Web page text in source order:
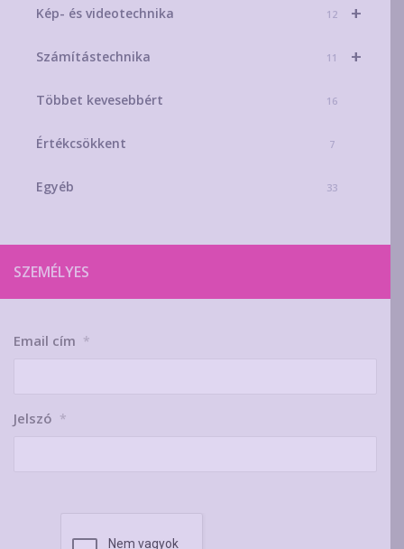
+
Kép- és videotechnika 12
+
Számítástechnika 11
Többet kevesebbért 16
Értékcsökkent 7
Egyéb 33
SZEMÉLYES
Email cím *
Jelszó *